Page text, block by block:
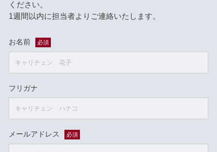
ください。
1週間以内に担当者よりご連絡いたします。
お名前 必須
フリガナ
メールアドレス 必須